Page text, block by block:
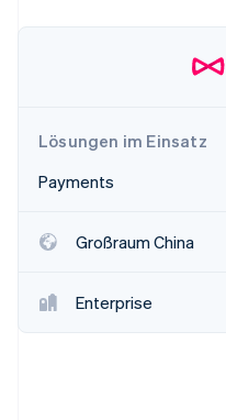
Climate
Lösungen im Einsatz
Payments
Großraum China
Enterprise